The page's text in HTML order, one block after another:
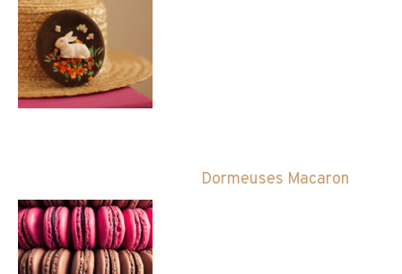
Dormeuses Macaron